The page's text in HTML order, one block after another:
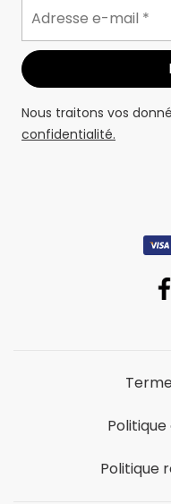
Nous traitons vos
confidentialité.
Politique